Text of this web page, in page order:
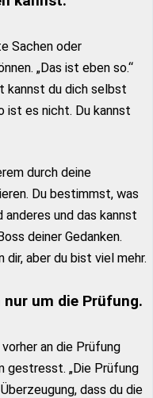
Sachen oder
„Das ist eben so.“
kannst du dich selbst
ist es nicht. Du kannst
durch deine
Du bestimmst, was
und das kannst
deiner Gedanken.
dir, aber du bist viel mehr.
nur um die Prüfung.
an die Prüfung
gestresst. „Die Prüfung
dass du die